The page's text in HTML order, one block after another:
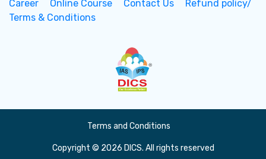
Career
Online Course Contact Us
Refund policy/
Terms & Conditions
Terms and Conditions
Copyright © 2026 DICS. All rights reserved